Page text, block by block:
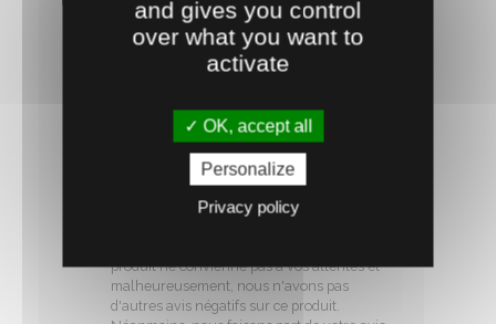
Notre réponse :
permet de comprendre les défis que nos
clients peuvent rencontrer lors de
l'utilisation de nos produits. Nous ne
comprenons pas non plus pourquoi votre
avis s'est effacé, surtout que nous nous
efforçons de prendre en considération les
produit ne convienne pas à vos attentes et
malheureusement, nous n'avons pas
d'autres avis négatifs sur ce produit.
and gives you control
over what you want to
activate
OK, accept all
Personalize
Privacy policy